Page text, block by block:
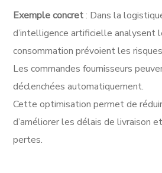
Exemple concret: Dans la
d’intelligence artificielle analysent
consommation prévoient les
Les commandes fournisseurs
déclenchées automatiquement.
Cette optimisation permet de
d’améliorer les délais de livraison
pertes.